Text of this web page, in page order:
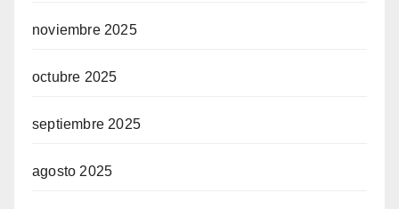
noviembre 2025
octubre 2025
septiembre 2025
agosto 2025